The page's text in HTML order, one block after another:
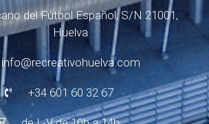
del Fútbol Español, S/N 21001,
Huelva
info@recreativohuelva.com
+34 601 60 32 67